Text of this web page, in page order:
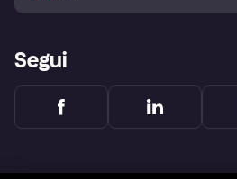
Segui